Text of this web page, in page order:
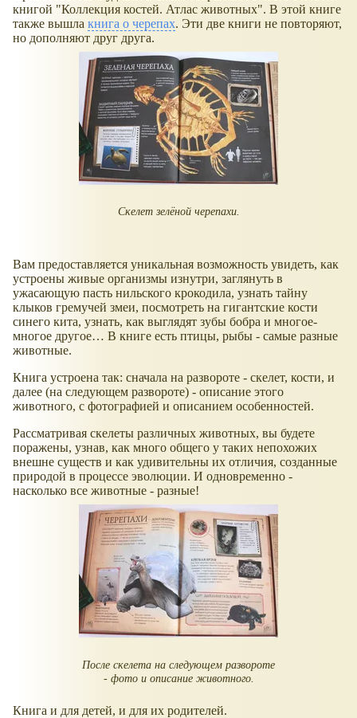
книгой "Коллекция костей. Атлас животных". В этой книге
также вышла книга о черепах. Эти две книги не повторяют,
но дополняют друг друга.
Скелет зелёной черепахи.
Вам предоставляется уникальная возможность увидеть, как
устроены живые организмы изнутри, заглянуть в
ужасающую пасть нильского крокодила, узнать тайну
клыков гремучей змеи, посмотреть на гигантские кости
синего кита, узнать, как выглядят зубы бобра и многое-
многое другое… В книге есть птицы, рыбы - самые разные
животные.
Книга устроена так: сначала на развороте - скелет, кости, и
далее (на следующем развороте) - описание этого
животного, с фотографией и описанием особенностей.
Рассматривая скелеты различных животных, вы будете
поражены, узнав, как много общего у таких непохожих
внешне существ и как удивительны их отличия, созданные
природой в процессе эволюции. И одновременно -
насколько все животные - разные!
После скелета на следующем развороте
- фото и описание животного.
Книга и для детей, и для их родителей.